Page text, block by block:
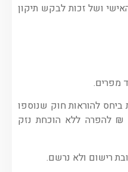
ושל זכות לבקש תיקון
מפרים.
להוראות חוק שנוספו
בתיקון בסכום של עד 10,000 ₪ להפרה ללא הוכחת נזק
רישום ולא נרשם.